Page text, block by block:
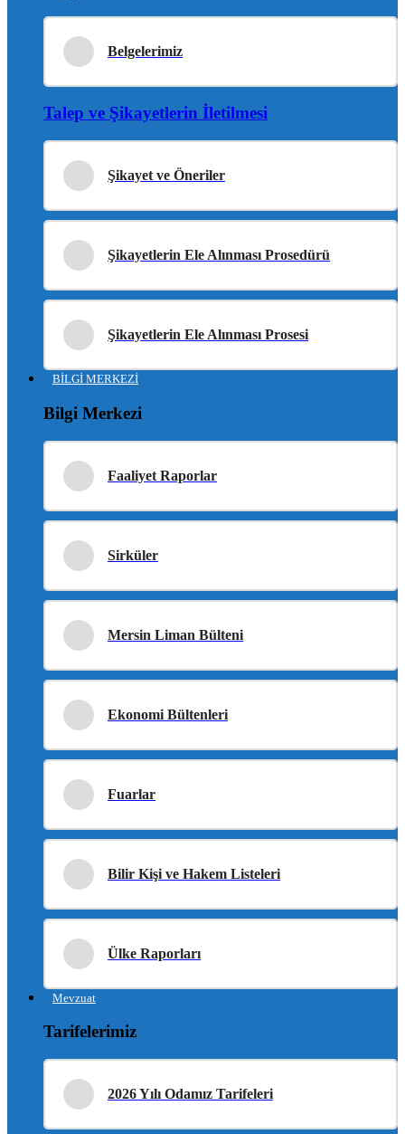
Belgelerimiz
Talep ve Şikayetlerin İletilmesi
Şikayet ve Öneriler
Şikayetlerin Ele Alınması Prosedürü
Şikayetlerin Ele Alınması Prosesi
BİLGİ MERKEZİ
Bilgi Merkezi
Faaliyet Raporlar
Sirküler
Mersin Liman Bülteni
Ekonomi Bültenleri
Fuarlar
Bilir Kişi ve Hakem Listeleri
Ülke Raporları
Mevzuat
Tarifelerimiz
2026 Yılı Odamız Tarifeleri